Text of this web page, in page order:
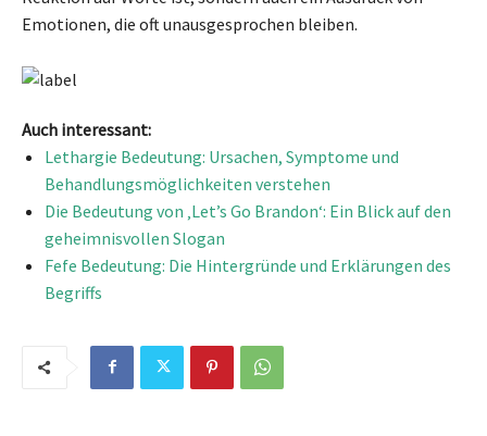
Emotionen, die oft unausgesprochen bleiben.
Auch interessant:
Lethargie Bedeutung: Ursachen, Symptome und
Behandlungsmöglichkeiten verstehen
Die Bedeutung von ‚Let’s Go Brandon‘: Ein Blick auf den
geheimnisvollen Slogan
Fefe Bedeutung: Die Hintergründe und Erklärungen des
Begriffs